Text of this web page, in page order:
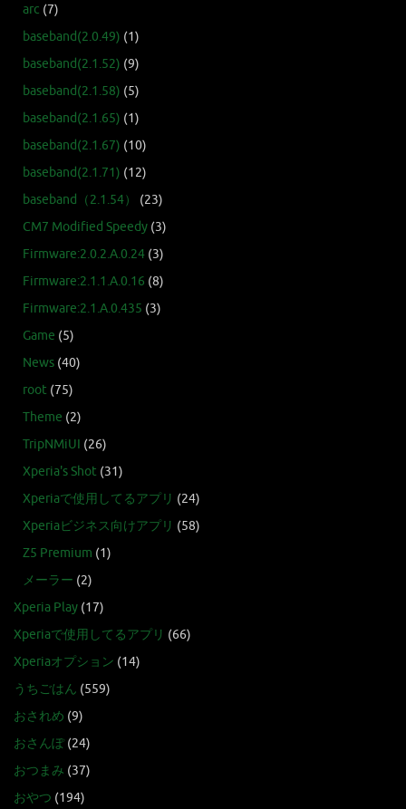
arc (7)
baseband(2.0.49) (1)
baseband(2.1.52) (9)
baseband(2.1.58) (5)
baseband(2.1.65) (1)
baseband(2.1.67) (10)
baseband(2.1.71) (12)
baseband（2.1.54）
(23)
CM7 Modified Speedy (3)
Firmware:2.0.2.A.0.24 (3)
Firmware:2.1.1.A.0.16 (8)
Firmware:2.1.A.0.435 (3)
Game (5)
News (40)
root (75)
Theme (2)
TripNMiUI (26)
Xperia's Shot (31)
Xperiaで使用してるアプリ (24)
Xperiaビジネス向けアプリ (58)
Z5 Premium (1)
メーラー (2)
Xperia Play (17)
Xperiaで使用してるアプリ (66)
Xperiaオプション (14)
うちごはん (559)
おされめ (9)
おさんぽ(24)
おつまみ (37)
おやつ (194)